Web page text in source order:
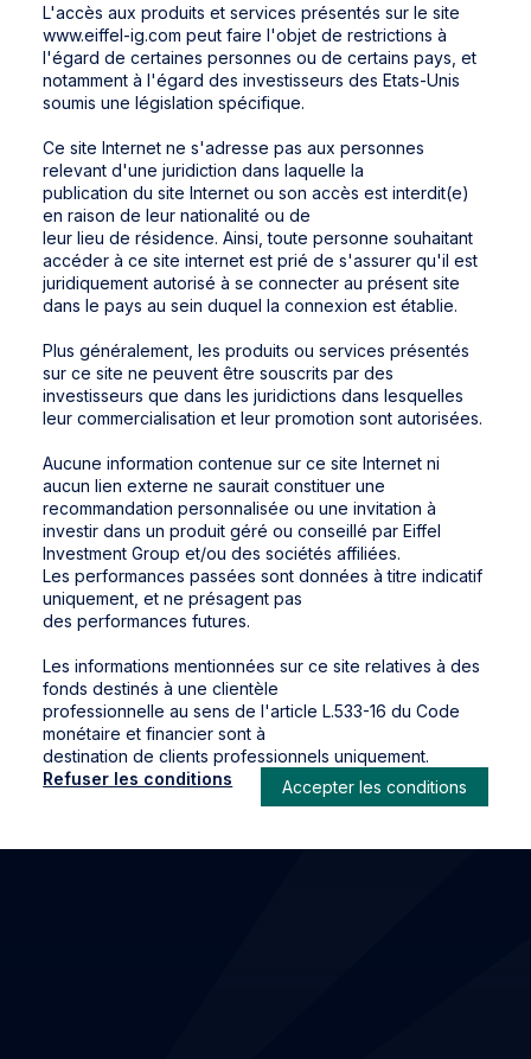
L'accès aux produits et services présentés sur le site
www.eiffel-ig.com peut faire l'objet de restrictions à
l'égard de certaines personnes ou de certains pays, et
notamment à l'égard des investisseurs des Etats-Unis
soumis une législation spécifique.
Ce site Internet ne s'adresse pas aux personnes
relevant d'une juridiction dans laquelle la
publication du site Internet ou son accès est interdit(e)
en raison de leur nationalité ou de
leur lieu de résidence. Ainsi, toute personne souhaitant
accéder à ce site internet est prié de s'assurer qu'il est
juridiquement autorisé à se connecter au présent site
dans le pays au sein duquel la connexion est établie.
Plus généralement, les produits ou services présentés
sur ce site ne peuvent être souscrits par des
investisseurs que dans les juridictions dans lesquelles
leur commercialisation et leur promotion sont autorisées.
Aucune information contenue sur ce site Internet ni
aucun lien externe ne saurait constituer une
recommandation personnalisée ou une invitation à
investir dans un produit géré ou conseillé par Eiffel
Investment Group et/ou des sociétés affiliées.
Les performances passées sont données à titre indicatif
uniquement, et ne présagent pas
des performances futures.
Les informations mentionnées sur ce site relatives à des
fonds destinés à une clientèle
professionnelle au sens de l'article L.533-16 du Code
monétaire et financier sont à
destination de clients professionnels uniquement.
Refuser les conditions
Accepter les conditions
Nos expertises